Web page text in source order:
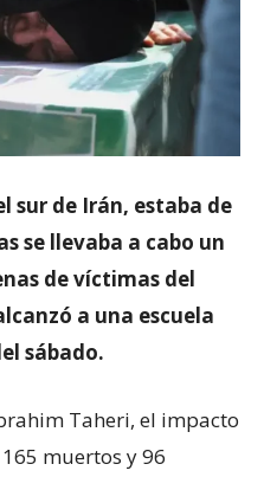
sur de Irán, estaba de
se llevaba a cabo un
de víctimas del
a una escuela
sábado.
Taheri, el impacto
muertos y 96